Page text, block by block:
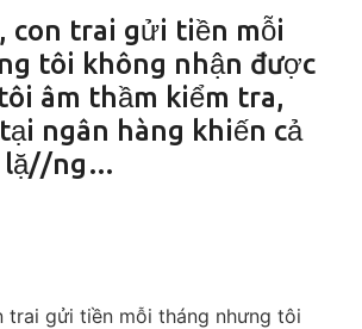
con trai gửi tiền mỗi
tôi không nhận được
âm thầm kiểm tra,
ngân hàng khiến cả
lặ//ng…
trai gửi tiền mỗi tháng nhưng tôi